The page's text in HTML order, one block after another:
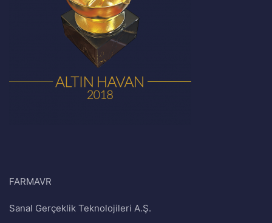
FARMAVR
Sanal Gerçeklik Teknolojileri A.Ş.